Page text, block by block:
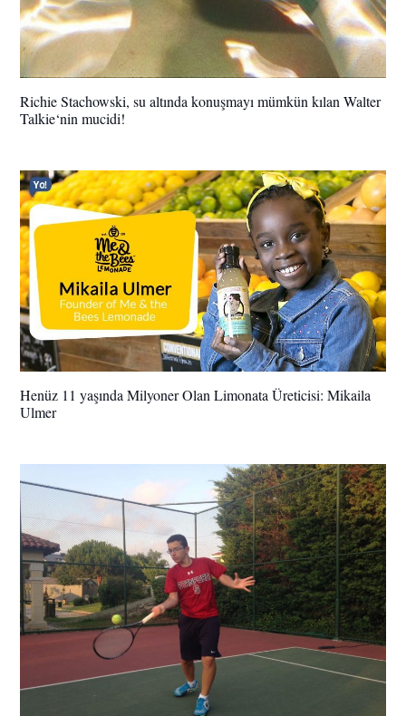
Richie Stachowski, su altında konuşmayı mümkün kılan Walter
Talkie‘nin mucidi!
Henüz 11 yaşında Milyoner Olan Limonata Üreticisi: Mikaila
Ulmer